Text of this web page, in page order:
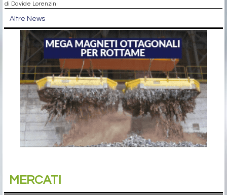
di Davide Lorenzini
Altre News
MERCATI